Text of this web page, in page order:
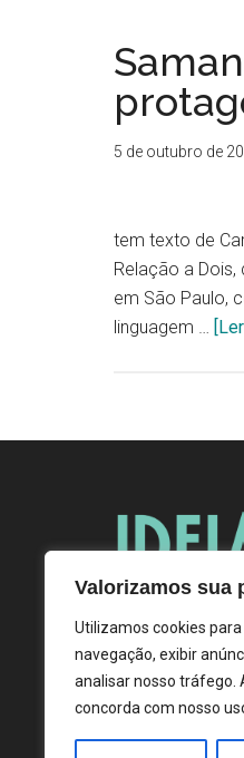
Valorizamos sua
Utilizamos cookies
navegação, exibir
analisar nosso tráfego.
concorda com nosso
5 de outubro de
tem texto de
Relação a
em São Paulo,
linguagem …